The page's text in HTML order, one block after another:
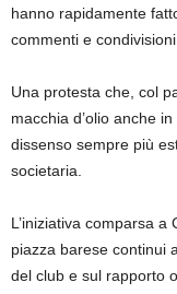
hanno rapidamente
commenti e
Una protesta che, col
macchia d’olio anche
dissenso sempre più
societaria.
L’iniziativa comparsa
piazza barese continui
del club e sul rapporto